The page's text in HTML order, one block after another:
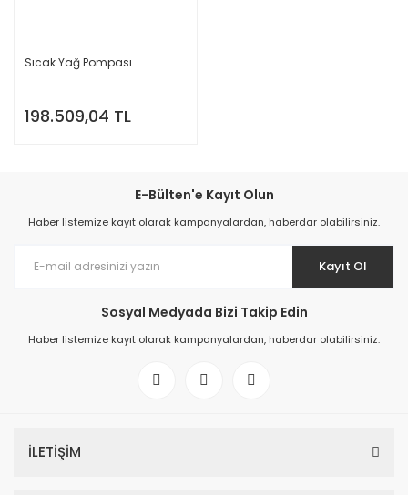
Sıcak Yağ Pompası
198.509,04 TL
E-Bülten'e Kayıt Olun
Haber listemize kayıt olarak kampanyalardan, haberdar olabilirsiniz.
Kayıt Ol
Sosyal Medyada Bizi Takip Edin
Haber listemize kayıt olarak kampanyalardan, haberdar olabilirsiniz.
İLETİŞİM